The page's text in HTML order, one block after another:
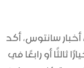
سانتوس، أكد
ثالثًا أو رابعًا في